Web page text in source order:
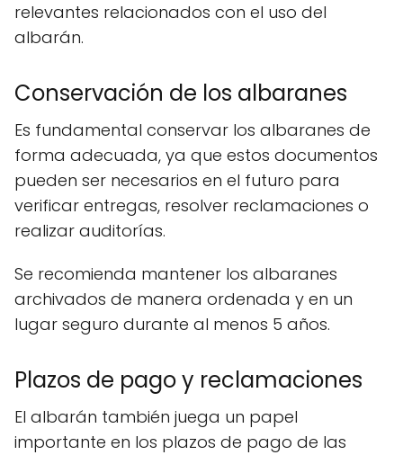
relevantes relacionados con el uso del
albarán.
Conservación de los albaranes
Es fundamental conservar los albaranes de
forma adecuada, ya que estos documentos
pueden ser necesarios en el futuro para
verificar entregas, resolver reclamaciones o
realizar auditorías.
Se recomienda mantener los albaranes
archivados de manera ordenada y en un
lugar seguro durante al menos 5 años.
Plazos de pago y reclamaciones
El albarán también juega un papel
importante en los plazos de pago de las